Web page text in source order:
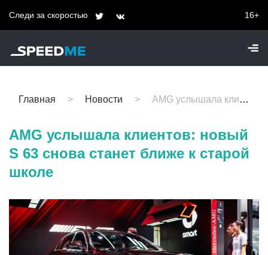
Следи за скоростью 16+
Главная Новости AMG услышала клиентов: новый S 63 снова станет ближе к старой школе
AMG услышала клиентов: новый
S 63 снова станет ближе к старой
школе